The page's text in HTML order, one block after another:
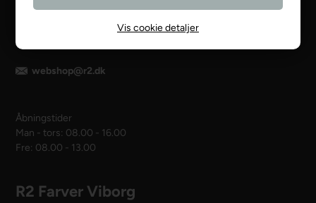
Vis cookie detaljer
webshop@r2.dk
Åbningstider
Man - tors: 08.00 - 16.00
Fre: 08.00 - 13.00
R2 Farver Viborg